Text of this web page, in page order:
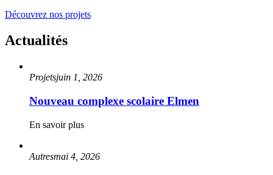
Découvrez nos projets
Actualités
Projetsjuin 1, 2026
Nouveau complexe scolaire Elmen
En savoir plus
Autresmai 4, 2026